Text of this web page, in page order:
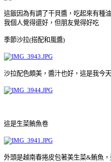
這飯因為有調了干貝醬，吃起來有種
我個人覺得還好，但朋友覺得好吃
季節沙拉(搭配和風醬)
沙拉配色頗美，醬汁也好，這是我今
這是生菜鮪魚卷
外頭是越南春捲皮包著美生菜&鮪魚